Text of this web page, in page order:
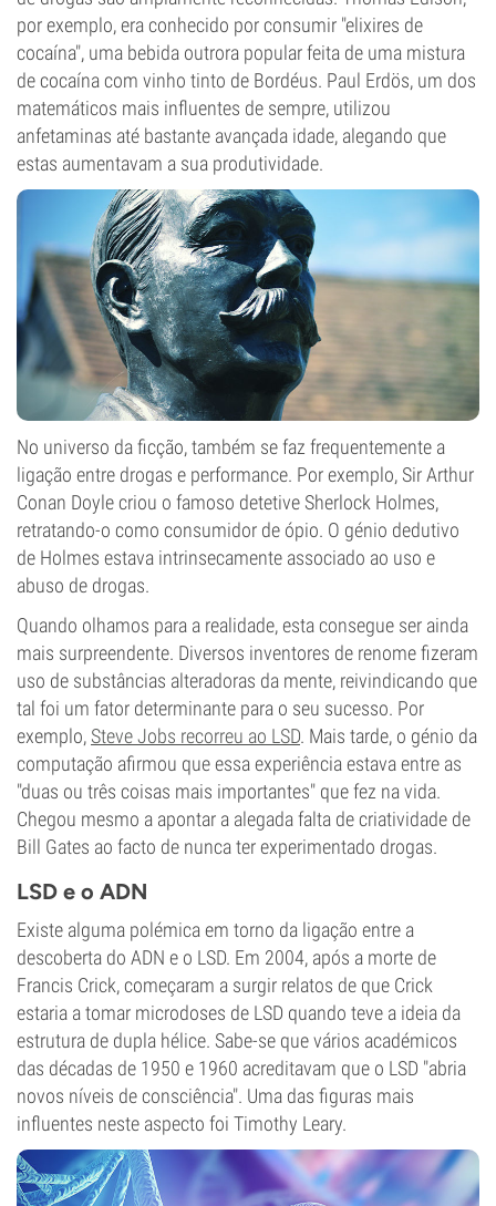
por exemplo, era conhecido por consumir "elixires de
cocaína", uma bebida outrora popular feita de uma mistura
de cocaína com vinho tinto de Bordéus. Paul Erdös, um dos
matemáticos mais influentes de sempre, utilizou
anfetaminas até bastante avançada idade, alegando que
estas aumentavam a sua produtividade.
No universo da ficção, também se faz frequentemente a
ligação entre drogas e performance. Por exemplo, Sir Arthur
Conan Doyle criou o famoso detetive Sherlock Holmes,
retratando-o como consumidor de ópio. O génio dedutivo
de Holmes estava intrinsecamente associado ao uso e
abuso de drogas.
Quando olhamos para a realidade, esta consegue ser ainda
mais surpreendente. Diversos inventores de renome fizeram
uso de substâncias alteradoras da mente, reivindicando que
tal foi um fator determinante para o seu sucesso. Por
exemplo, Steve Jobs recorreu ao LSD. Mais tarde, o génio da
computação afirmou que essa experiência estava entre as
"duas ou três coisas mais importantes" que fez na vida.
Chegou mesmo a apontar a alegada falta de criatividade de
Bill Gates ao facto de nunca ter experimentado drogas.
LSD e o ADN
Existe alguma polémica em torno da ligação entre a
descoberta do ADN e o LSD. Em 2004, após a morte de
Francis Crick, começaram a surgir relatos de que Crick
estaria a tomar microdoses de LSD quando teve a ideia da
estrutura de dupla hélice. Sabe-se que vários académicos
das décadas de 1950 e 1960 acreditavam que o LSD "abria
novos níveis de consciência". Uma das figuras mais
influentes neste aspecto foi Timothy Leary.